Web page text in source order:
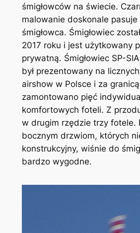
śmigłowców na świecie.
malowanie doskonale pasuje
śmigłowca. Śmigłowiec
2017 roku i jest użytkowany
prywatną. Śmigłowiec SP-
był prezentowany na
airshow w Polsce i za
zamontowano pięć
komfortowych foteli. Z
w drugim rzędzie trzy fotele.
bocznym drzwiom, których
konstrukcyjny, wiśnie do
bardzo wygodne.